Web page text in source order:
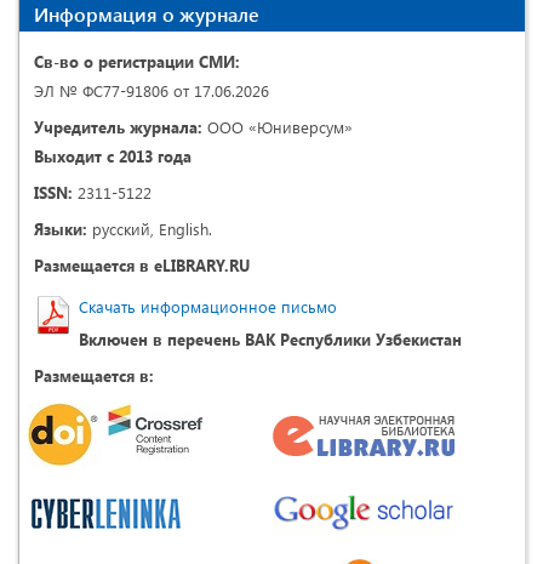
Информация о журнале
Св-во о регистрации СМИ:
ЭЛ № ФС77-91806 от 17.06.2026
Учредитель журнала: ООО «Юниверсум»
Выходит с 2013 года
ISSN: 2311-5122
Языки: русский, English.
Размещается в eLIBRARY.RU
Скачать информационное письмо
Включен в перечень ВАК Республики Узбекистан
Размещается в: